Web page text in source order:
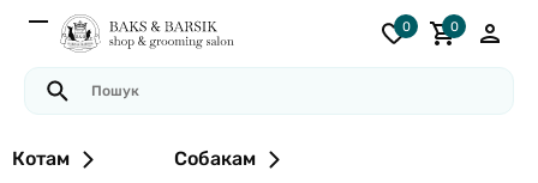
0 0
Котам Собакам